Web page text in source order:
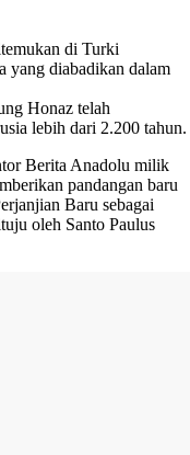
di Turki
yang diabadikan dalam
Honaz telah
lebih dari 2.200 tahun.
Berita Anadolu milik
pandangan baru
Baru sebagai
oleh Santo Paulus